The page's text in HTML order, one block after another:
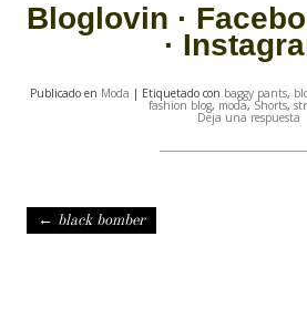
Bloglovin ·
·
Publicado en Moda | Etiquetado con baggy pants,
fashion blog, moda, Shorts,
Deja una respuesta
Navegación de entradas
← black bomber